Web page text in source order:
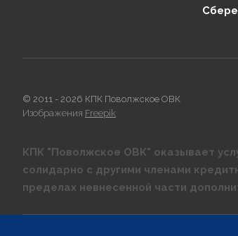
© 2011 - 2026 КПК Поволжское ОВК
Изображения Freepik
КПК "Поволжское ОВК" оказывает
солидарно с другими членами
пределах невнесенной части